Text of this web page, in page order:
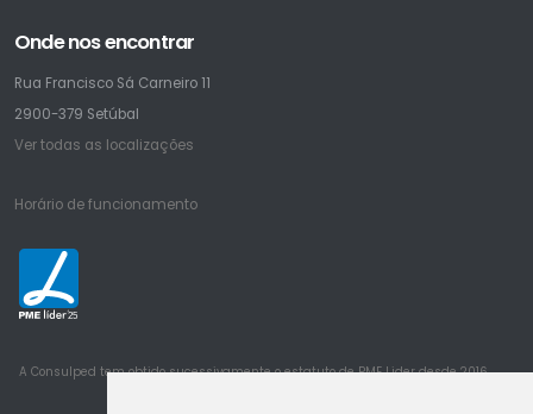
Onde nos encontrar
Rua Francisco Sá Carneiro 11
2900-379 Setúbal
Ver todas as localizações
Horário de funcionamento
25
A Consulped tem obtido sucessivamente o estatuto de PME Lider desde 2016